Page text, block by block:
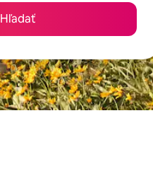
Hľadať